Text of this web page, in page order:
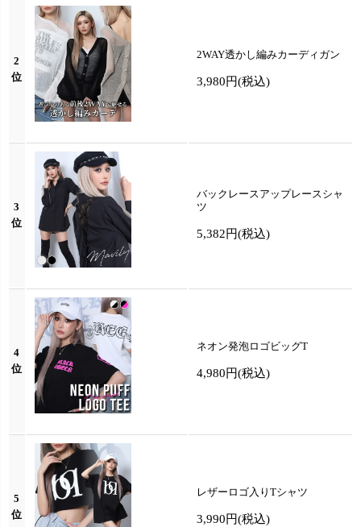
2
位
2WAY透かし編みカーディガン
3,980円(税込)
3
位
バックレースアップレースシャ
ツ
5,382円(税込)
4
位
ネオン発泡ロゴビッグT
4,980円(税込)
5
位
レザーロゴ入りTシャツ
3,990円(税込)